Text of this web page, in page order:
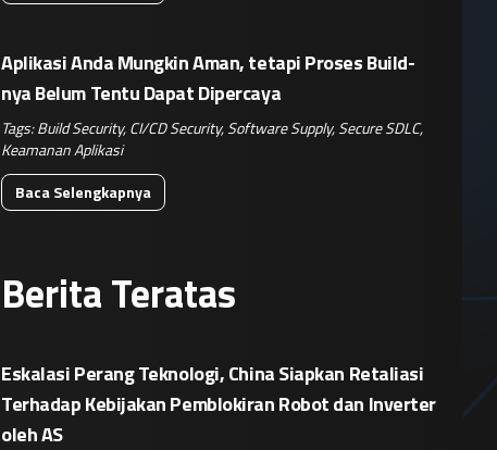
Aplikasi Anda Mungkin Aman, tetapi Proses Build-
nya Belum Tentu Dapat Dipercaya
Tags:Build Security,CI/CD Security,Software Supply,Secure SDLC,
Keamanan Aplikasi
Baca Selengkapnya
Berita Teratas
Eskalasi Perang Teknologi, China Siapkan Retaliasi
Terhadap Kebijakan Pemblokiran Robot dan Inverter
oleh AS